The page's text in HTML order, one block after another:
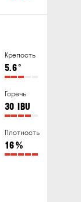
Крепость
5.6°
Горечь
30 IBU
Плотность
16%